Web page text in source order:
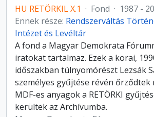
HU RETÖRKIL X.1 · Fond · 1987 -
Ennek része: Rendszerváltás
Intézet és Levéltár
A fond a Magyar Demokrata
iratokat tartalmaz. Ezek a korai,
időszakban túlnyomórészt Lezsák
személyes gyűjtése révén őrződtek
MDF-es anyagok a RETÖRKI
kerültek az Archívumba.